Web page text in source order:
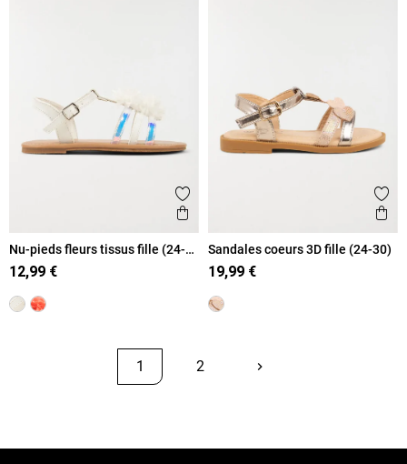
Ajouter aux favoris
Aperçu rapide
Nu-pieds fleurs tissus fille (24-
30)
12,99 €
Sandales coeurs 3D fille (24-30)
19,99 €
1 2 keyboard_arrow_rightSuivant